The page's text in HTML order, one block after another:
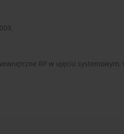
RP w ujęciu systemowym,